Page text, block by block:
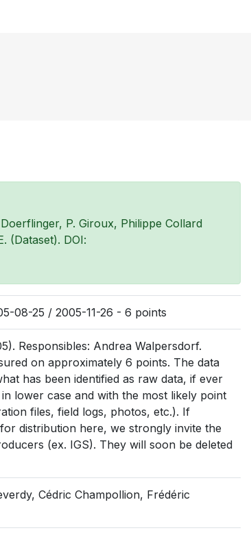
P. Giroux, Philippe Collard
(Dataset). DOI:
08-25 / 2005-11-26 - 6 points
Responsibles: Andrea Walpersdorf.
on approximately 6 points. The data
has been identified as raw data, if ever
lower case and with the most likely point
files, field logs, photos, etc.). If
distribution here, we strongly invite the
(ex. IGS). They will soon be deleted
Cédric Champollion, Frédéric